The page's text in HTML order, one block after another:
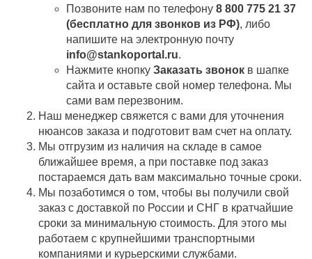
Позвоните нам по телефону 8 800 775 21 37
(бесплатно для звонков из РФ), либо
напишите на электронную почту
info@stankoportal.ru.
Нажмите кнопку Заказать звонок в шапке
сайта и оставьте свой номер телефона. Мы
сами вам перезвоним.
Наш менеджер свяжется с вами для уточнения
нюансов заказа и подготовит вам счет на оплату.
Мы отгрузим из наличия на складе в самое
ближайшее время, а при поставке под заказ
постараемся дать вам максимально точные сроки.
Мы позаботимся о том, чтобы вы получили свой
заказ c доставкой по России и СНГ в кратчайшие
сроки за минимальную стоимость. Для этого мы
работаем с крупнейшими транспортными
компаниями и курьерскими службами.